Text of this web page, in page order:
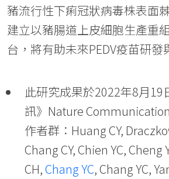
豬流行性下痢冠狀病毒株表面
建立以豬腸道上皮細胞生產重
台，將有助未來PEDV疫苗研發
此研究成果於2022年8月19
訊》Nature
作者群：Huang CY,
Chang CY, Chien YC, Cheng
CH,Chang YC, Chang YC,